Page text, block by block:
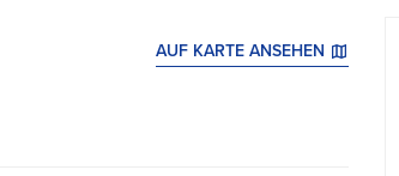
AUF KARTE ANSEHEN